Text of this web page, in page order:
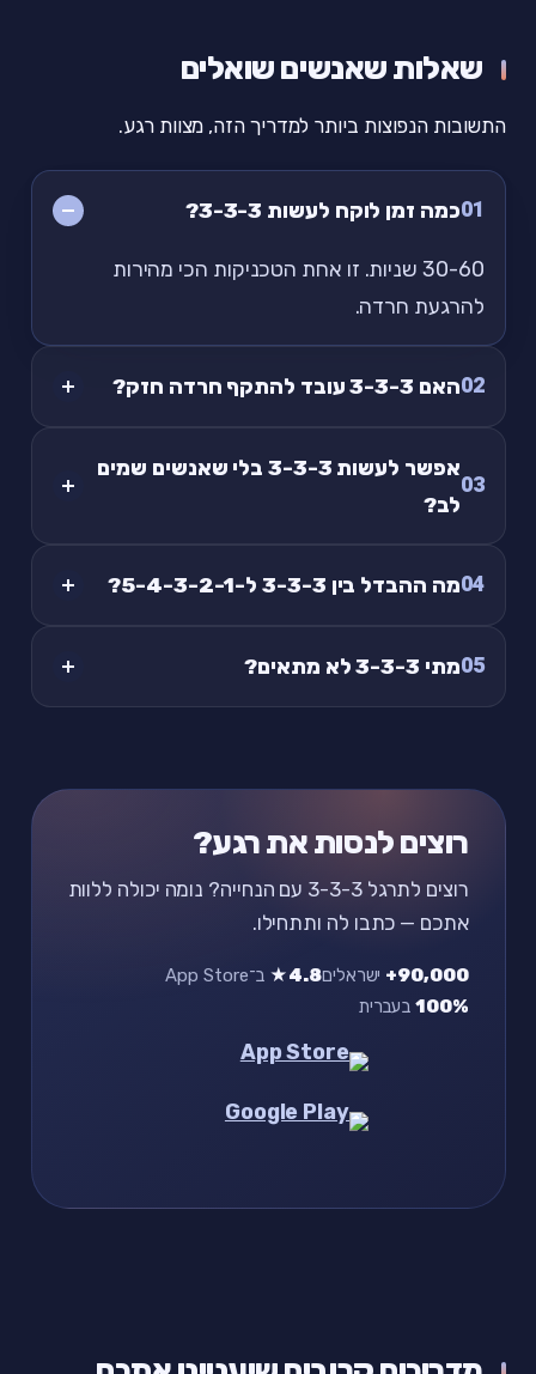
שאלות שאנשים שואלים
התשובות הנפוצות ביותר למדריך הזה, מצוות רגע.
01כמה זמן לוקח לעשות 3-3-3?
30-60 שניות. זו אחת הטכניקות הכי מהירות
להרגעת חרדה.
02האם 3-3-3 עובד להתקף חרדה חזק?
03
אפשר לעשות 3-3-3 בלי שאנשים שמים
לב?
04מה ההבדל בין 3-3-3 ל-5-4-3-2-1?
05מתי 3-3-3 לא מתאים?
רוצים לנסות את רגע?
רוצים לתרגל 3-3-3 עם הנחייה? נומה יכולה ללוות
אתכם — כתבו לה ותתחילו.
90,000+ ישראלים4.8★
ב־App Store
100%בעברית